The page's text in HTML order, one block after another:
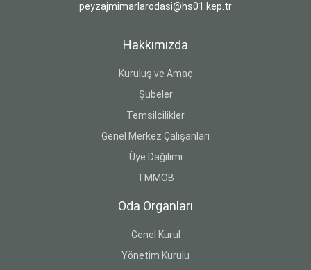
peyzajmimarlarodasi@hs01.kep.tr
Hakkımızda
Kuruluş ve Amaç
Şubeler
Temsilcilikler
Genel Merkez Çalışanları
Üye Dağılımı
TMMOB
Oda Organları
Genel Kurul
Yönetim Kurulu